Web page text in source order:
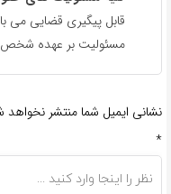
قابل پیگیری قضایی می
مسئولیت بر عهده شخص
نشانی ایمیل شما منتشر نخواهد
*